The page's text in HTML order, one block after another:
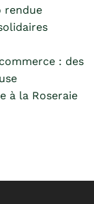
rendue
: des
à la Roseraie